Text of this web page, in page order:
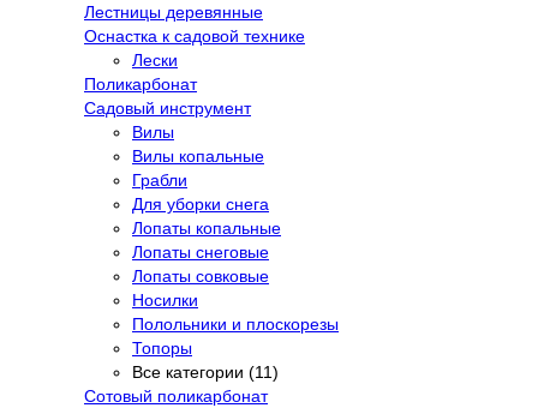
Лестницы деревянные
Оснастка к садовой технике
Лески
Поликарбонат
Садовый инструмент
Вилы
Вилы копальные
Грабли
Для уборки снега
Лопаты копальные
Лопаты снеговые
Лопаты совковые
Носилки
Полольники и плоскорезы
Топоры
Все категории (11)
Сотовый поликарбонат